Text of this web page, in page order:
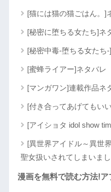
[猫には猫の猫ごはん。]
[秘密に堕ちる女たち]ネ
[秘密中毒-堕ちる女たち-
[蜜蜂ライアー]ネタバレ
[マンガワン]連載作品ネ
[付き合ってあげてもい
[アイショタ idol show
[異世界アイドル～異世
聖女扱いされてしまいま
漫画を無料で読む方法!ア